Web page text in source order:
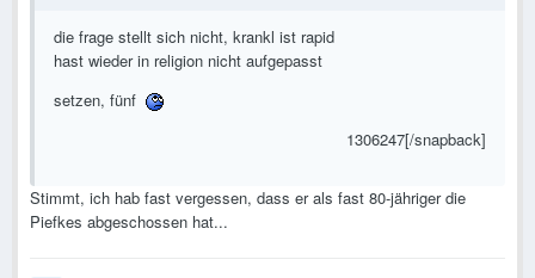
die frage stellt sich nicht, krankl ist rapid
hast wieder in religion nicht aufgepasst
setzen, fünf
1306247[/snapback]
Stimmt, ich hab fast vergessen, dass er als fast 80-jähriger die
Piefkes abgeschossen hat...